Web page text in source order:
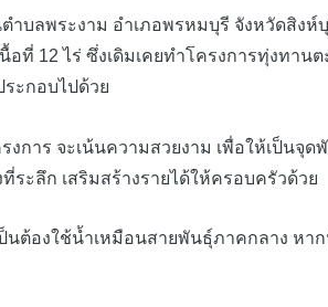
ลพระงาม อำเภอพรหมบุรี จังหวัดสิงห์
ที่ 12 ไร่ ซึ่งเดิมเคยทำโครงการทุ่งทา
ะกอบไปด้วย
ร จะเน้นความสวยงาม เพื่อให้เป็นจุ
ระลึก เสริมสร้างรายได้ให้ครอบครัวด้วย
องใช้น้ำเหมือนสายพันธุ์ภาคกลาง หา